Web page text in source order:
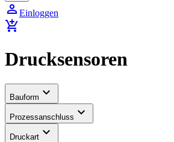
person Einloggen
add_shopping_cart
Drucksensoren
Bauform expand_more
Prozessanschluss expand_more
Druckart expand_more